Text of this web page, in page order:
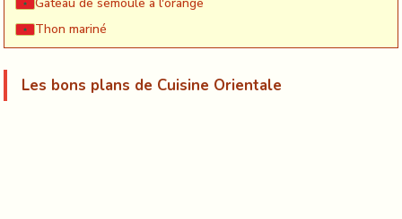
Thon mariné
Les bons plans de Cuisine Orientale